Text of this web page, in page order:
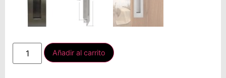
Añadir al carrito